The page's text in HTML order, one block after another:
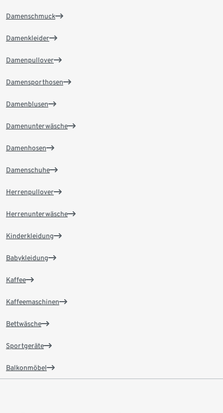
Damenschmuck
Damenkleider
Damenpullover
Damensporthosen
Damenblusen
Damenunterwäsche
Damenhosen
Damenschuhe
Herrenpullover
Herrenunterwäsche
Kinderkleidung
Babykleidung
Kaffee
Kaffeemaschinen
Bettwäsche
Sportgeräte
Balkonmöbel